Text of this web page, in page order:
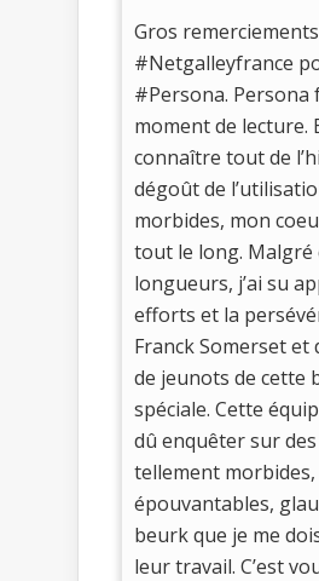
Gros
#Netgalleyfrance
#Persona.
moment de lecture.
connaître tout de
dégoût de
morbides, mon
tout le long. Malgré
longueurs, j’ai su
efforts et la
Franck Somerset et
de jeunots de cette
spéciale. Cette
dû enquêter sur
tellement morbides,
épouvantables,
beurk que je me
leur travail. C’est